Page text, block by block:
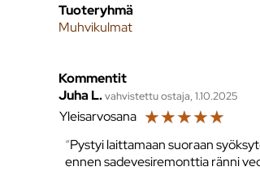
Tuoteryhmä
Muhvikulmat
Kommentit
Juha L.vahvistettu ostaja, 1.10.2025
Yleisarvosana ☆☆☆☆☆
Pystyi laittamaan suoraan
ennen sadevesiremonttia ränni